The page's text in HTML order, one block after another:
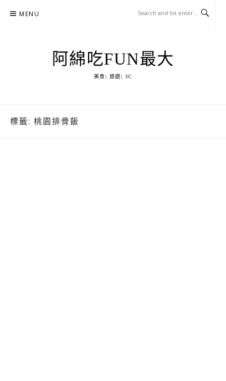
MENU
阿綿吃FUN最大
美食| 旅遊| 3C
標籤: 桃園排骨飯